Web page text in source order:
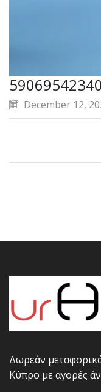
December 12,
Δωρεάν
Κύπρο με αγορές